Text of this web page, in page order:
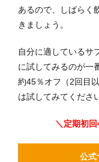
あるので、しばらく
きましょう。
自分に適しているサ
に試してみるのが一
約45％オフ（2回目
は試してみてくださ
＼定期初
公式